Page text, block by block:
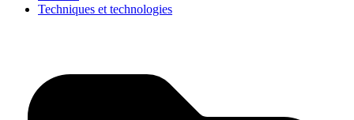
Techniques et technologies